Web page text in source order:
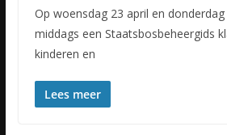
Op woensdag 23 april en donderdag
middags een Staatsbosbeheergids
kinderen en
Lees meer